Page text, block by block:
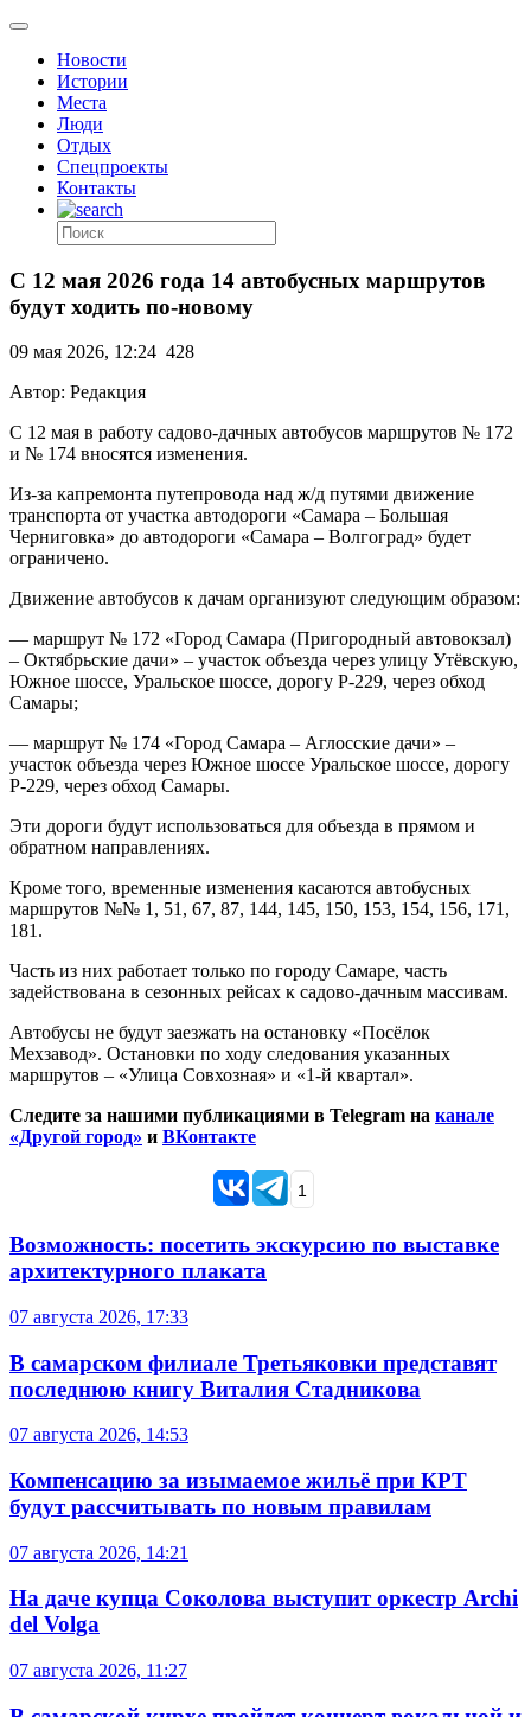
Новости
Истории
Места
Люди
Отдых
Спецпроекты
Контакты
С 12 мая 2026 года 14 автобусных маршрутов
будут ходить по-новому
09 мая 2026, 12:24 428
Автор: Редакция
С 12 мая в работу садово-дачных автобусов маршрутов № 172
и № 174 вносятся изменения.
Из-за капремонта путепровода над ж/д путями движение
транспорта от участка автодороги «Самара – Большая
Черниговка» до автодороги «Самара – Волгоград» будет
ограничено.
Движение автобусов к дачам организуют следующим образом:
— маршрут № 172 «Город Самара (Пригородный автовокзал)
– Октябрьские дачи» – участок объезда через улицу Утёвскую,
Южное шоссе, Уральское шоссе, дорогу Р-229, через обход
Самары;
— маршрут № 174 «Город Самара – Аглосские дачи» –
участок объезда через Южное шоссе Уральское шоссе, дорогу
Р-229, через обход Самары.
Эти дороги будут использоваться для объезда в прямом и
обратном направлениях.
Кроме того, временные изменения касаются автобусных
маршрутов №№ 1, 51, 67, 87, 144, 145, 150, 153, 154, 156, 171,
181.
Часть из них работает только по городу Самаре, часть
задействована в сезонных рейсах к садово-дачным массивам.
Автобусы не будут заезжать на остановку «Посёлок
Мехзавод». Остановки по ходу следования указанных
маршрутов – «Улица Совхозная» и «1-й квартал».
Следите за нашими публикациями в Telegram на канале
«Другой город» и ВКонтакте
1
Возможность: посетить экскурсию по выставке
архитектурного плаката
07 августа 2026, 17:33
В самарском филиале Третьяковки представят
последнюю книгу Виталия Стадникова
07 августа 2026, 14:53
Компенсацию за изымаемое жильё при КРТ
будут рассчитывать по новым правилам
07 августа 2026, 14:21
На даче купца Соколова выступит оркестр Archi
del Volga
07 августа 2026, 11:27